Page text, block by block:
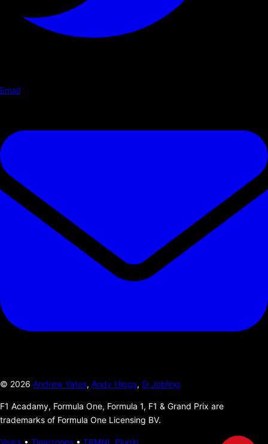
Email
© 2026 Andrew Yates, Andy Higgs, Si Jobling
F1 Acadamy, Formula One, Formula 1, F1 & Grand Prix are
trademarks of Formula One Licensing BV.
Years • Timezones • TRMNL Plugin